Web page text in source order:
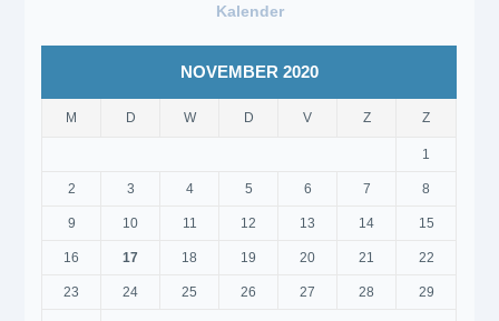
Kalender
NOVEMBER 2020
M D W D V Z Z
1
2 3 4 5 6 7 8
9 10 11 12 13 14 15
16 17 18 19 20 21 22
23 24 25 26 27 28 29